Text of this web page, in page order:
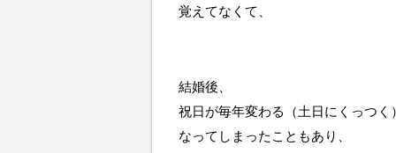
覚えてなくて、
結婚後、
祝日が毎年変わる（土日にくっつく
なってしまったこともあり、